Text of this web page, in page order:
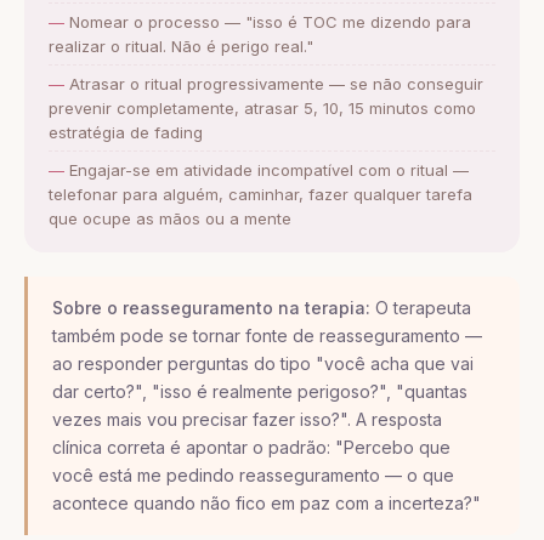
Nomear o processo — "isso é TOC me dizendo para
realizar o ritual. Não é perigo real."
Atrasar o ritual progressivamente — se não conseguir
prevenir completamente, atrasar 5, 10, 15 minutos como
estratégia de fading
Engajar-se em atividade incompatível com o ritual —
telefonar para alguém, caminhar, fazer qualquer tarefa
que ocupe as mãos ou a mente
Sobre o reasseguramento na terapia: O terapeuta
também pode se tornar fonte de reasseguramento —
ao responder perguntas do tipo "você acha que vai
dar certo?", "isso é realmente perigoso?", "quantas
vezes mais vou precisar fazer isso?". A resposta
clínica correta é apontar o padrão: "Percebo que
você está me pedindo reasseguramento — o que
acontece quando não fico em paz com a incerteza?"